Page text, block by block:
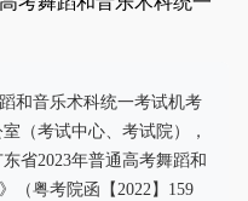
和音乐术科统一考试机考
（考试中心、考试院），
省2023年普通高考舞蹈和
（粤考院函【2022】159